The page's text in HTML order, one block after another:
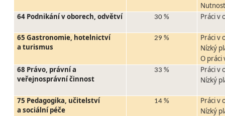
64 Podnikání v oborech, odvětví
30 % Práci v
65 Gastronomie, hotelnictví
a turismus
29 %
Práci v
Nízký
O práci
68 Právo, právní a
veřejnosprávní činnost
33 %
Práci v
Nízký
75 Pedagogika, učitelství
a sociální péče
14 %
Práci v
Nízký